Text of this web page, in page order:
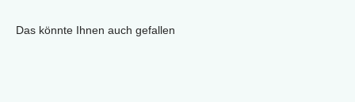
Das könnte Ihnen auch gefallen